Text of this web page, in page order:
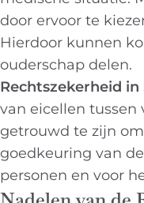
door ervoor te
Hierdoor kunnen
ouderschap delen.
Rechtszekerheid in
van eicellen tussen
getrouwd te zijn
goedkeuring van
personen en voor